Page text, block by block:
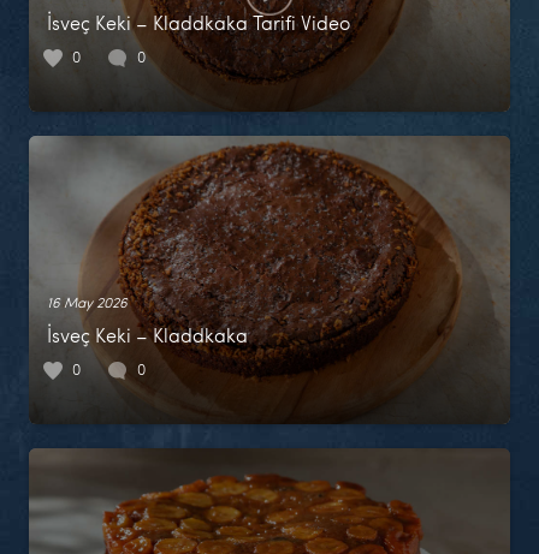
İsveç Keki – Kladdkaka Tarifi Video
0 0
16 May 2026
İsveç Keki – Kladdkaka
0 0